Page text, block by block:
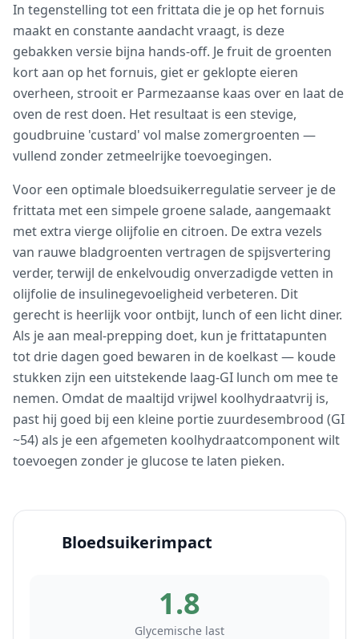
In tegenstelling tot een frittata die je op het fornuis
maakt en constante aandacht vraagt, is deze
gebakken versie bijna hands-off. Je fruit de groenten
kort aan op het fornuis, giet er geklopte eieren
overheen, strooit er Parmezaanse kaas over en laat de
oven de rest doen. Het resultaat is een stevige,
goudbruine 'custard' vol malse zomergroenten —
vullend zonder zetmeelrijke toevoegingen.
Voor een optimale bloedsuikerregulatie serveer je de
frittata met een simpele groene salade, aangemaakt
met extra vierge olijfolie en citroen. De extra vezels
van rauwe bladgroenten vertragen de spijsvertering
verder, terwijl de enkelvoudig onverzadigde vetten in
olijfolie de insulinegevoeligheid verbeteren. Dit
gerecht is heerlijk voor ontbijt, lunch of een licht diner.
Als je aan meal-prepping doet, kun je frittatapunten
tot drie dagen goed bewaren in de koelkast — koude
stukken zijn een uitstekende laag-GI lunch om mee te
nemen. Omdat de maaltijd vrijwel koolhydraatvrij is,
past hij goed bij een kleine portie zuurdesembrood (GI
~54) als je een afgemeten koolhydraatcomponent wilt
toevoegen zonder je glucose te laten pieken.
Bloedsuikerimpact
1.8
Glycemische last